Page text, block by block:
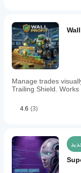
Manage trades
Trailing Shield.
4.6 (3)